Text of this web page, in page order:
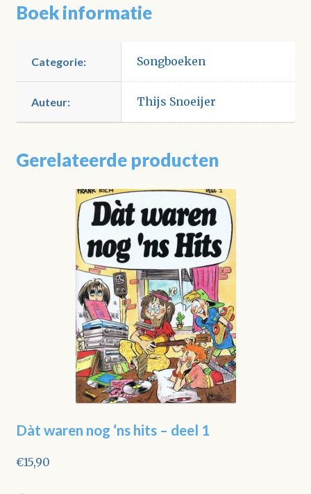
Boek informatie
Categorie: Songboeken
Auteur: Thijs Snoeijer
Gerelateerde producten
Dàt waren nog ‘ns hits – deel 1
€15,90